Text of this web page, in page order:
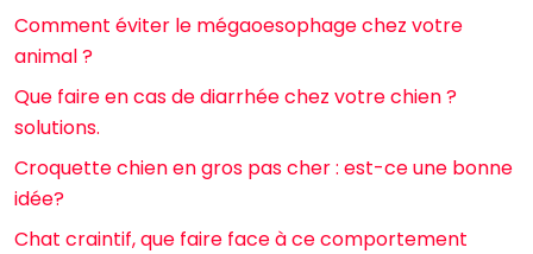
Comment éviter le mégaoesophage chez votre
animal ?
Que faire en cas de diarrhée chez votre chien ?
solutions.
Croquette chien en gros pas cher : est-ce une bonne
idée?
Chat craintif, que faire face à ce comportement